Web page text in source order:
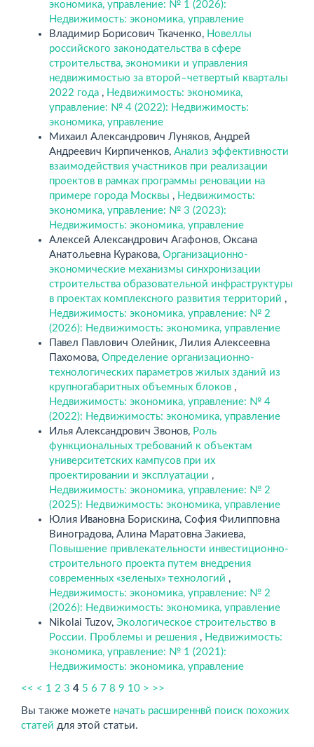
экономика, управление: № 1 (2026):
Недвижимость: экономика, управление
Владимир Борисович Ткаченко, Новеллы
российского законодательства в сфере
строительства, экономики и управления
недвижимостью за второй–четвертый кварталы
2022 года , Недвижимость: экономика,
управление: № 4 (2022): Недвижимость:
экономика, управление
Михаил Александрович Луняков, Андрей
Андреевич Кирпиченков, Анализ эффективности
взаимодействия участников при реализации
проектов в рамках программы реновации на
примере города Москвы , Недвижимость:
экономика, управление: № 3 (2023):
Недвижимость: экономика, управление
Алексей Александрович Агафонов, Оксана
Анатольевна Куракова, Организационно-
экономические механизмы синхронизации
строительства образовательной инфраструктуры
в проектах комплексного развития территорий ,
Недвижимость: экономика, управление: № 2
(2026): Недвижимость: экономика, управление
Павел Павлович Олейник, Лилия Алексеевна
Пахомова, Определение организационно-
технологических параметров жилых зданий из
крупногабаритных объемных блоков ,
Недвижимость: экономика, управление: № 4
(2022): Недвижимость: экономика, управление
Илья Александрович Звонов, Роль
функциональных требований к объектам
университетских кампусов при их
проектировании и эксплуатации ,
Недвижимость: экономика, управление: № 2
(2025): Недвижимость: экономика, управление
Юлия Ивановна Борискина, София Филипповна
Виноградова, Алина Маратовна Закиева,
Повышение привлекательности инвестиционно-
строительного проекта путем внедрения
современных «зеленых» технологий ,
Недвижимость: экономика, управление: № 2
(2026): Недвижимость: экономика, управление
Nikolai Tuzov, Экологическое строительство в
России. Проблемы и решения , Недвижимость:
экономика, управление: № 1 (2021):
Недвижимость: экономика, управление
<< < 1 2 3 4 5 6 7 8 9 10 > >>
Вы также можете начать расширеннвй поиск похожих
статей для этой статьи.